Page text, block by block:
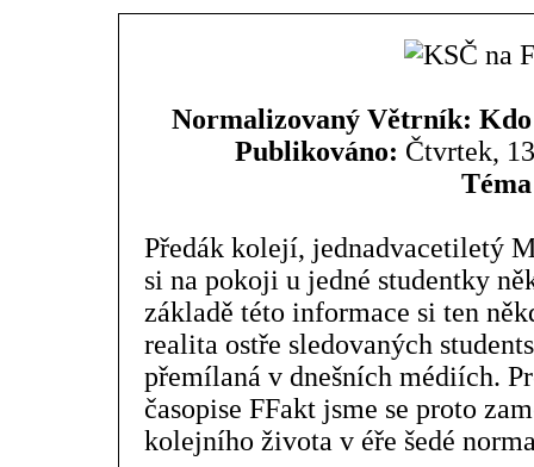
Normalizovaný Větrník:
Publikováno: Čtvrtek,
Předák kolejí, jednadvacetiletý
si na pokoji u jedné studentky
základě této informace si ten
realita ostře sledovaných
přemílaná v dnešních médiích.
časopise FFakt jsme se proto
kolejního života v éře šedé